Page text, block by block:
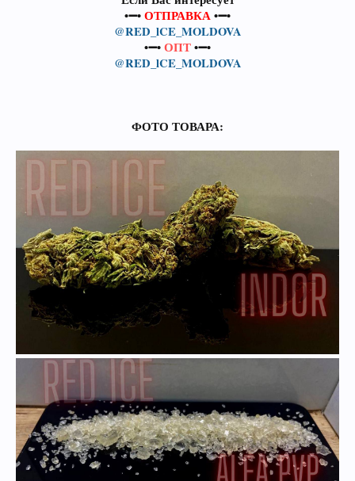
•➖•ОТПРАВКА•➖•
@RED_lCE_MOLDOVA
•➖•ОПТ•➖•
@RED_lCE_MOLDOVA
ФОТО ТОВАРА: